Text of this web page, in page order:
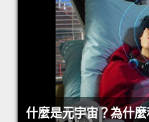
什麼是元宇宙？為什